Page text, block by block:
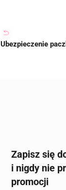
Ubezpieczenie
Zapisz się
i nigdy nie
promocji